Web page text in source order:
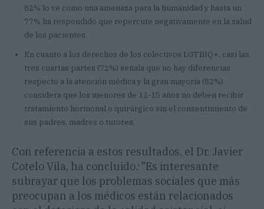
82% lo ve como una amenaza para la humanidad y hasta un
77% ha respondido que repercute negativamente en la salud
de los pacientes.
En cuanto a los derechos de los colectivos LGTBIQ+, casi las
tres cuartas partes (72%) señala que no hay diferencias
respecto a la atención médica y la gran mayoría (82%)
considera que los menores de 12-15 años no deben recibir
tratamiento hormonal o quirúrgico sin el consentimiento de
sus padres, madres o tutores.
Con referencia a estos resultados, el Dr. Javier
Cotelo Vila, ha concluido:"Es interesante
subrayar que los problemas sociales que más
preocupan a los médicos están relacionados